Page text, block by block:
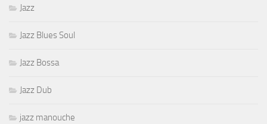
Jazz
Jazz Blues Soul
Jazz Bossa
Jazz Dub
jazz manouche